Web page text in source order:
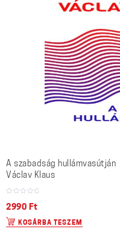
A szabadság hullámvasútján
Václav Klaus
2990 Ft
KOSÁRBA TESZEM